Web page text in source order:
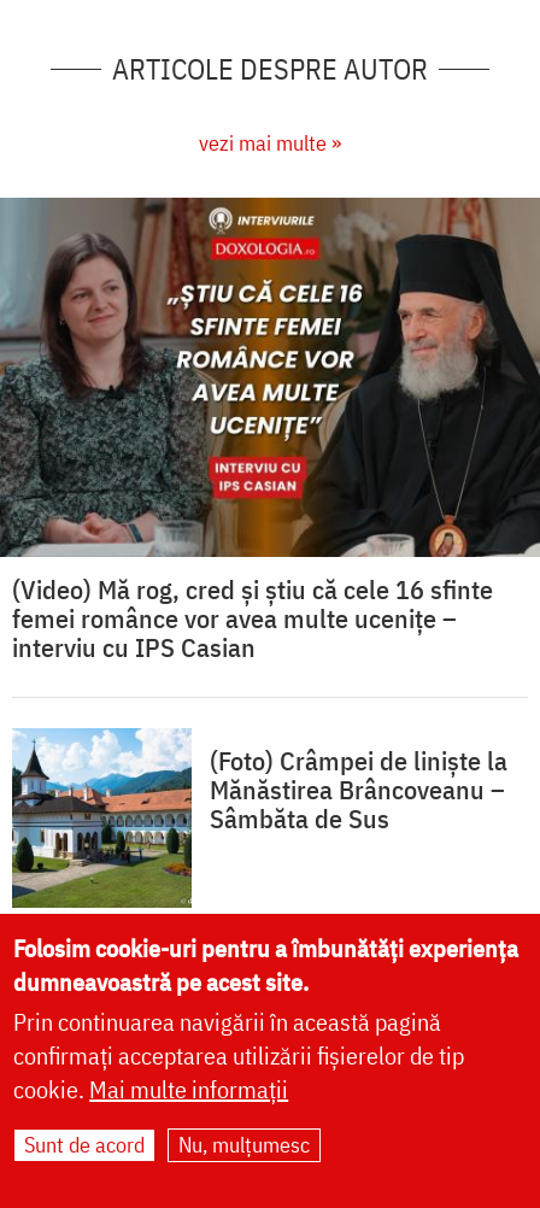
ARTICOLE DESPRE AUTOR
vezi mai multe »
(Video) Mă rog, cred și știu că cele 16 sfinte
femei românce vor avea multe ucenițe –
interviu cu IPS Casian
(Foto) Crâmpei de liniște la
Mănăstirea Brâncoveanu –
Sâmbăta de Sus
Mitropolitul Antonie
Plămădeală – mărturisitor în
temnițele comuniste
Folosim cookie-uri pentru a îmbunătăți experiența
dumneavoastră pe acest site.
Prin continuarea navigării în această pagină
confirmați acceptarea utilizării fișierelor de tip
cookie. Mai multe informații
Sunt de acord Nu, mulțumesc